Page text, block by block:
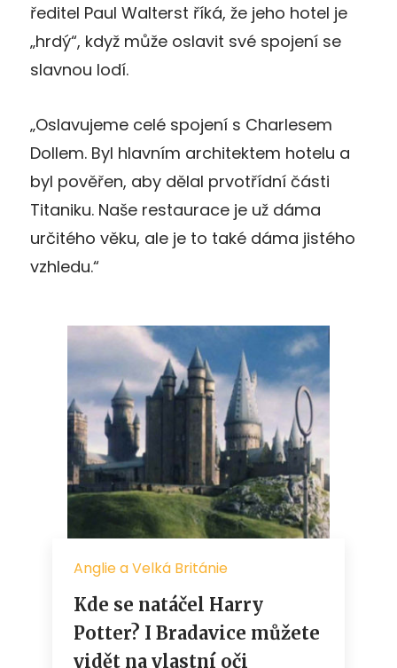
ředitel Paul Walterst říká, že jeho hotel je
„hrdý“, když může oslavit své spojení se
slavnou lodí.
„Oslavujeme celé spojení s Charlesem
Dollem. Byl hlavním architektem hotelu a
byl pověřen, aby dělal prvotřídní části
Titaniku. Naše restaurace je už dáma
určitého věku, ale je to také dáma jistého
vzhledu.“